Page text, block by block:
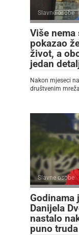
Slavne osobe
Više
pokazao
život, a
jedan
Nakon mjeseci
društvenim
Slavne osobe
Godinama
Danijela
nastalo
puno truda